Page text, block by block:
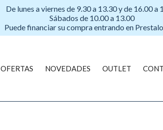
De lunes a viernes de 9.30 a 13.30 y de 16.00 a
Sábados de 10.00 a 13.00
Puede financiar su compra entrando en
OFERTAS NOVEDADES OUTLET